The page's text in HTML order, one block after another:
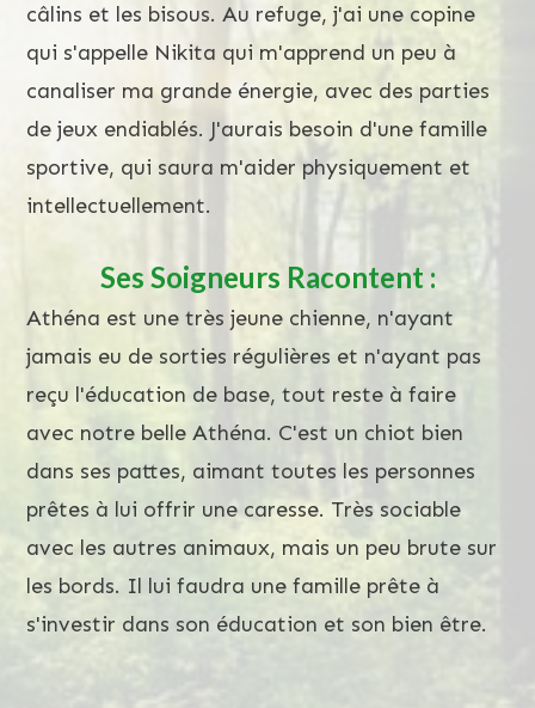
câlins et les bisous. Au refuge, j'ai une copine
qui s'appelle Nikita qui m'apprend un peu à
canaliser ma grande énergie, avec des parties
de jeux endiablés. J'aurais besoin d'une famille
sportive, qui saura m'aider physiquement et
intellectuellement.
Ses Soigneurs Racontent :
Athéna est une très jeune chienne, n'ayant
jamais eu de sorties régulières et n'ayant pas
reçu l'éducation de base, tout reste à faire
avec notre belle Athéna. C'est un chiot bien
dans ses pattes, aimant toutes les personnes
prêtes à lui offrir une caresse. Très sociable
avec les autres animaux, mais un peu brute sur
les bords. Il lui faudra une famille prête à
s'investir dans son éducation et son bien être.